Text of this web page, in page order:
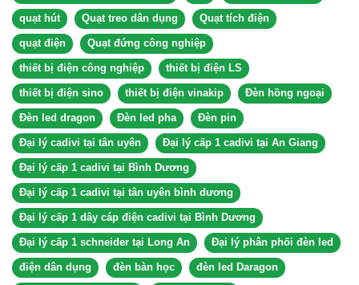
quạt hút Quạt treo dân dụng Quạt tích điện
quạt điện Quạt đứng công nghiệp
thiết bị điện công nghiệp thiết bị điện LS
thiết bị điện sino thiết bị điện vinakip Đèn hồng ngoại
Đèn led dragon Đèn led pha Đèn pin
Đại lý cadivi tại tân uyên Đại lý cấp 1 cadivi tại An Giang
Đại lý cấp 1 cadivi tại Bình Dương
Đại lý cấp 1 cadivi tại tân uyên bình dương
Đại lý cấp 1 dây cáp điện cadivi tại Bình Dương
Đại lý cấp 1 schneider tại Long An Đại lý phân phối đèn led
điện dân dụng đèn bàn học đèn led Daragon